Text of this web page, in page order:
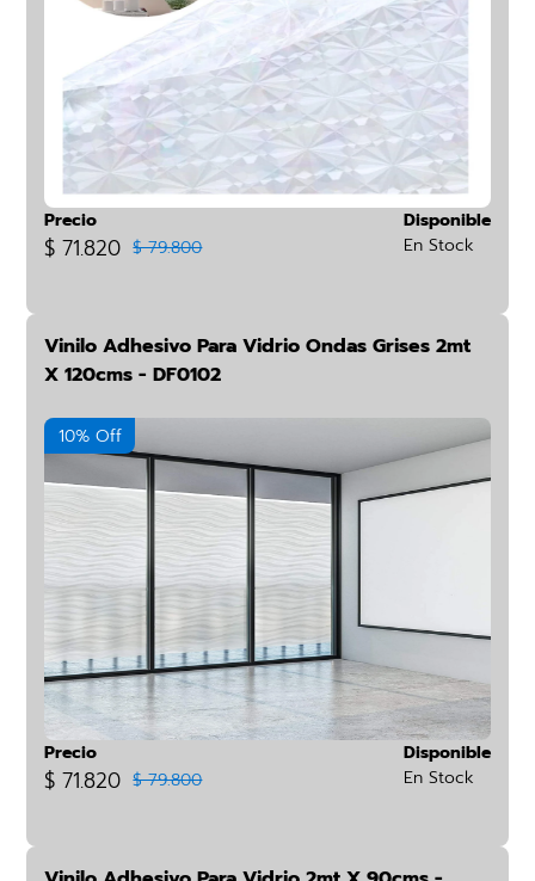
Precio
$ 71.820 $ 79.800
Disponible
En Stock
Vinilo Adhesivo Para Vidrio Ondas Grises 2mt
X 120cms - DF0102
10% Off
Precio
$ 71.820 $ 79.800
Disponible
En Stock